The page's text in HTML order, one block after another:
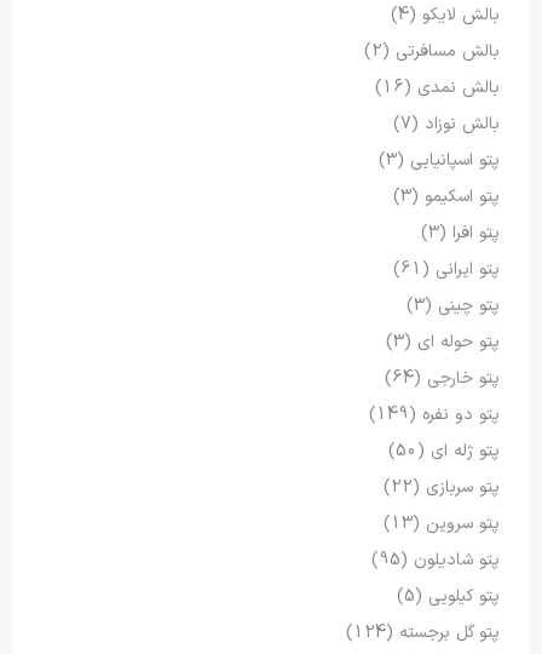
بالش لایکو (4)
بالش مسافرتی (2)
بالش نمدی (16)
بالش نوزاد (7)
پتو اسپانیایی (3)
پتو اسکیمو (3)
پتو افرا (3)
پتو ایرانی (61)
پتو چینی (3)
پتو حوله ای (3)
پتو خارجی (64)
پتو دو نفره (149)
پتو ژله ای (50)
پتو سربازی (22)
پتو سروین (13)
پتو شادیلون (95)
پتو کیلویی (5)
پتو گل برجسته (124)